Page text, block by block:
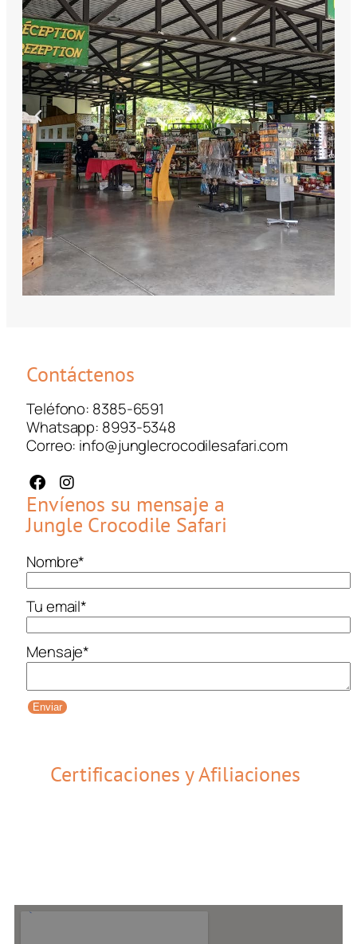
Contáctenos
Teléfono: 8385-6591
Whatsapp: 8993-5348
Correo: info@junglecrocodilesafari.com
Envíenos su mensaje a
Jungle Crocodile Safari
Nombre*
Tu email*
Mensaje*
Enviar
Certificaciones y Afiliaciones